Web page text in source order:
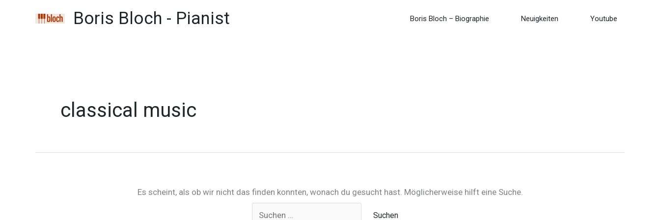
Boris Bloch - Pianist Boris Bloch – Biographie Neuigkeiten Youtube
classical music
Es scheint, als ob wir nicht das finden konnten, wonach du gesucht hast. Möglicherweise hilft eine Suche.